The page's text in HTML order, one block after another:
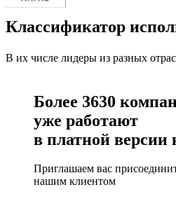
Классификатор
В их числе лидеры из разных
Более 3630
уже работают
в платной версии
Приглашаем вас
нашим клиентом